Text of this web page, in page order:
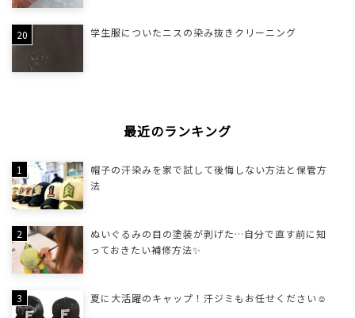
学生服についたニスの染み抜きクリーニング
最近のランキング
帽子の汗染みを家で試して後悔しない方法と保管方
法
ぬいぐるみの目の塗装が剥げた…自分で直す前に知
っておきたい補修方法✨
夏に大活躍のキャップ！汗ジミもお任せください☺